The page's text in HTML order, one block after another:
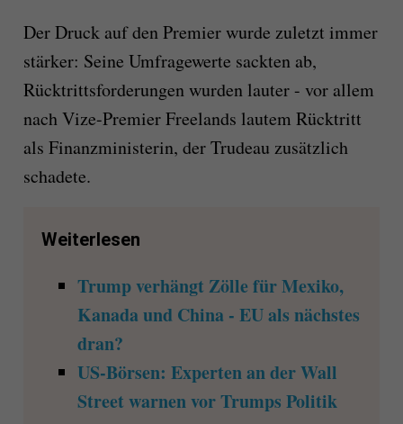
Der Druck auf den Premier wurde zuletzt immer
stärker: Seine Umfragewerte sackten ab,
Rücktrittsforderungen wurden lauter - vor allem
nach Vize-Premier Freelands lautem Rücktritt
als Finanzministerin, der Trudeau zusätzlich
schadete.
Weiterlesen
Trump verhängt Zölle für Mexiko,
Kanada und China - EU als nächstes
dran?
US-Börsen: Experten an der Wall
Street warnen vor Trumps Politik